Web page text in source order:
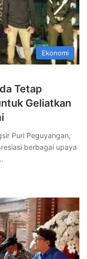
Ekonomi
Tetap
Geliatkan
Puri Peguyangan,
berbagai upaya